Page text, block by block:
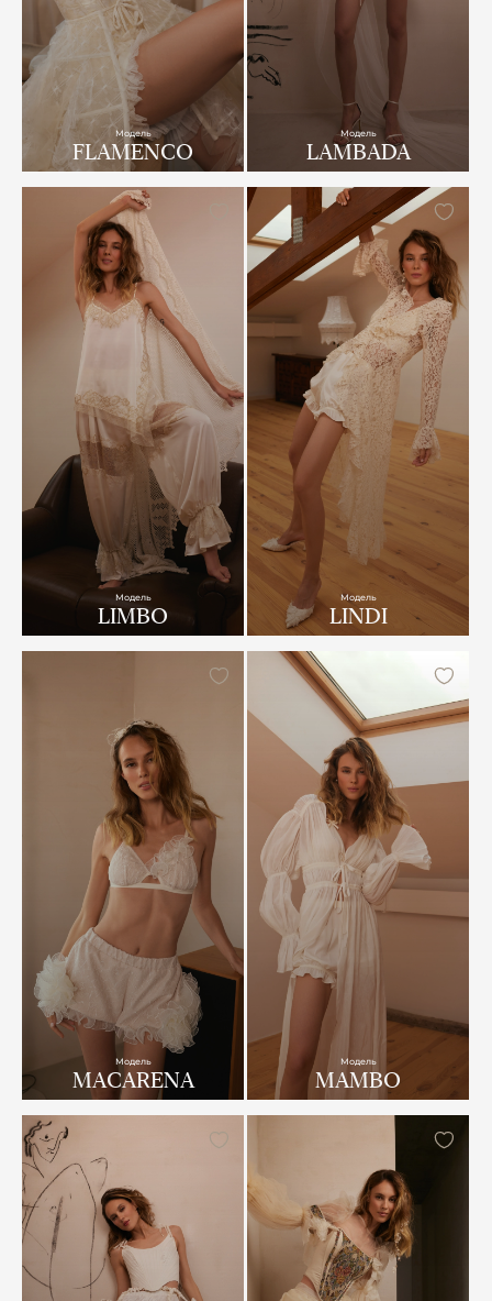
Модель
FLAMENCO
Модель
LAMBADA
Модель
LIMBO
Модель
LINDI
Модель
MACARENA
Модель
MAMBO